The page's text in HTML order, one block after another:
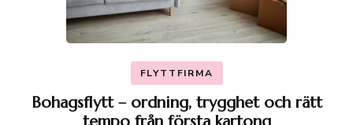
FLYTTFIRMA
Bohagsflytt – ordning, trygghet och rätt